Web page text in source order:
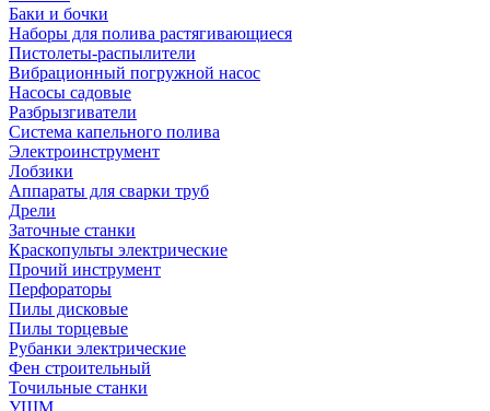
Баки и бочки
Наборы для полива растягивающиеся
Пистолеты-распылители
Вибрационный погружной насос
Насосы садовые
Разбрызгиватели
Система капельного полива
Электроинструмент
Лобзики
Аппараты для сварки труб
Дрели
Заточные станки
Краскопульты электрические
Прочий инструмент
Перфораторы
Пилы дисковые
Пилы торцевые
Рубанки электрические
Фен строительный
Точильные станки
УШМ